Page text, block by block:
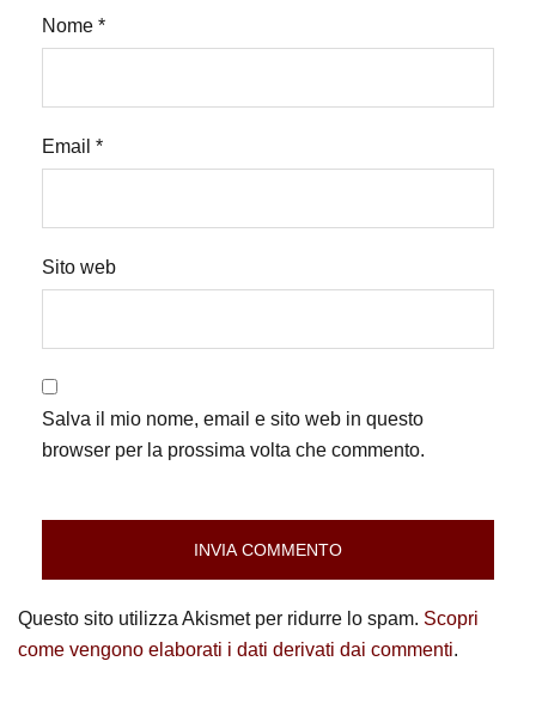
Nome *
Email *
Sito web
Salva il mio nome, email e sito web in questo
browser per la prossima volta che commento.
Questo sito utilizza Akismet per ridurre lo spam. Scopri
come vengono elaborati i dati derivati dai commenti.